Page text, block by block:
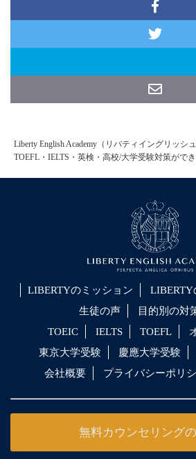
Liberty English Academy（リバティイングリッシ
TOEFL・IELTS・英検・高校/大学受験対策がで
LIBERTYのミッション LIBERTY
生徒の声
目的別の対
TOEIC
IELTS TOEFL
東京大学受験
慶應大学受験
会社概要
プライバシーポリ
無料カウンセリング